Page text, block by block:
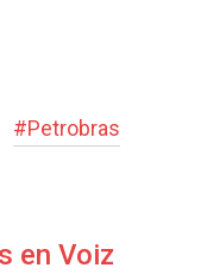
#Petrobras
en Voiz